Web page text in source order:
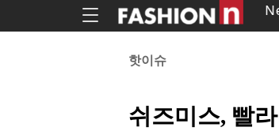
핫이슈
쉬즈미스, 빨